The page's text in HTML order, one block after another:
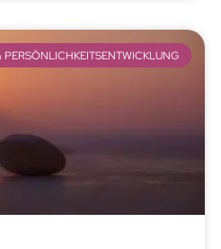
PERSÖNLICHKEITSENTWICKLUNG